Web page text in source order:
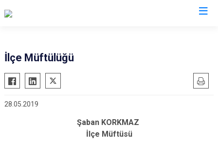
Alucra
Bulancak
Çamoluk
Piraziz
Şebinkarahisar
İlçe Müftülüğü
28.05.2019
Şaban KORKMAZ
İlçe Müftüsü